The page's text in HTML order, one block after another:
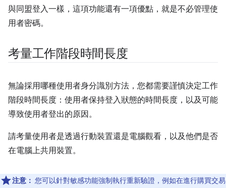
與同盟登入一樣，這項功能還有一項優點，就是不必管理使
用者密碼。
考量工作階段時間長度
無論採用哪種使用者身分識別方法，您都需要謹慎決定工作
階段時間長度：使用者保持登入狀態的時間長度，以及可能
導致使用者登出的原因。
請考量使用者是透過行動裝置還是電腦觀看，以及他們是否
在電腦上共用裝置。
注意： 您可以針對敏感功能強制執行重新驗證，例如在進行購買交易